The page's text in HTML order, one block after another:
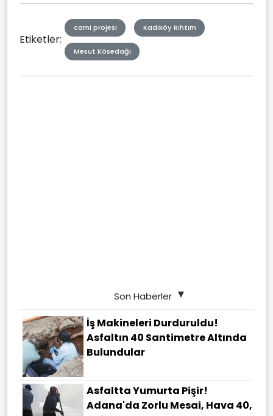
Etiketler:
cami projesi Kadıköy Rıhtım
Mesut Kösedağı
Son Haberler
İş Makineleri Durduruldu!
Asfaltın 40 Santimetre Altında
Bulundular
Asfaltta Yumurta Pişir!
Adana'da Zorlu Mesai, Hava 40,